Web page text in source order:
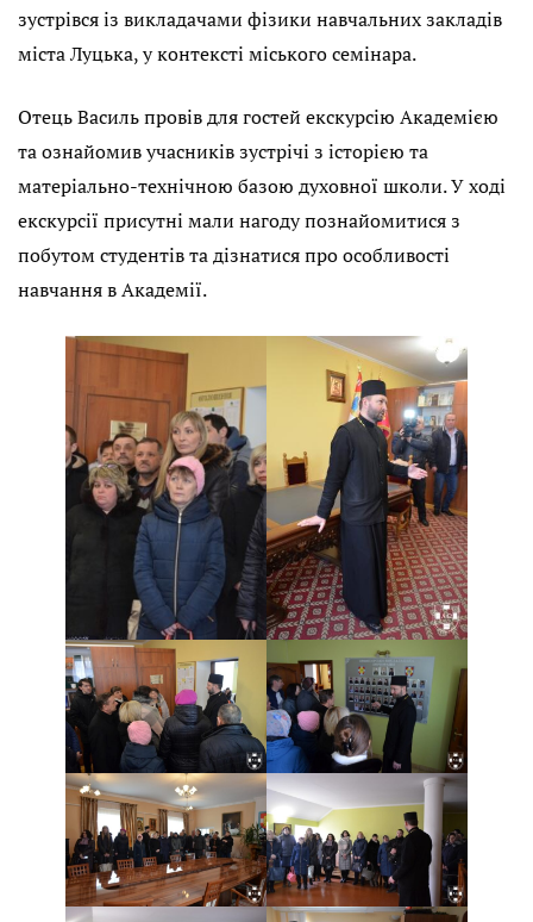
зустрівся із викладачами фізики навчальних закладів
міста Луцька, у контексті міського семінара.
Отець Василь провів для гостей екскурсію Академією
та ознайомив учасників зустрічі з історією та
матеріально-технічною базою духовної школи. У ході
екскурсії присутні мали нагоду познайомитися з
побутом студентів та дізнатися про особливості
навчання в Академії.